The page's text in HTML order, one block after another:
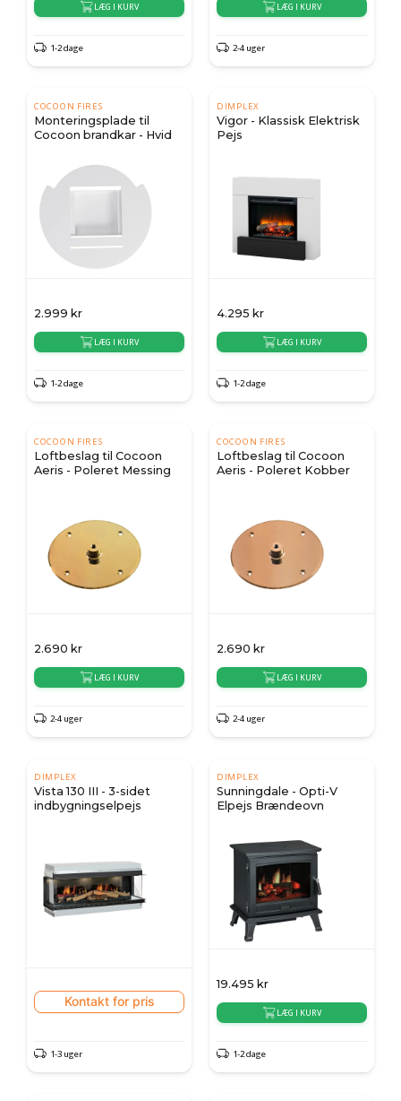
LÆG I KURV
1-2 dage
LÆG I KURV
2-4 uger
COCOON FIRES
Monteringsplade til
Cocoon brandkar - Hvid
2.999 kr
LÆG I KURV
1-2 dage
DIMPLEX
Vigor - Klassisk Elektrisk
Pejs
4.295 kr
LÆG I KURV
1-2 dage
COCOON FIRES
Loftbeslag til Cocoon
Aeris - Poleret Messing
2.690 kr
LÆG I KURV
2-4 uger
COCOON FIRES
Loftbeslag til Cocoon
Aeris - Poleret Kobber
2.690 kr
LÆG I KURV
2-4 uger
DIMPLEX
Vista 130 III - 3-sidet
indbygningselpejs
Kontakt for pris
1-3 uger
DIMPLEX
Sunningdale - Opti-V
Elpejs Brændeovn
19.495 kr
LÆG I KURV
1-2 dage